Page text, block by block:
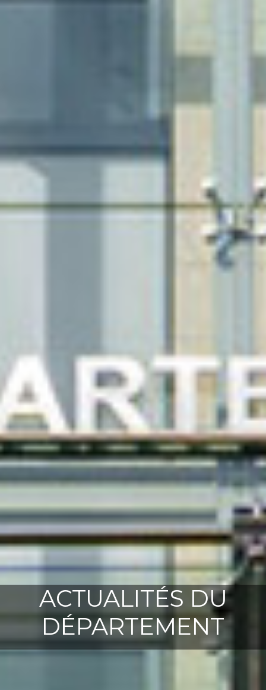
ACTUALITÉS DU
DÉPARTEMENT